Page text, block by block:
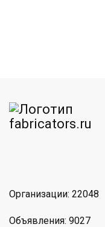
Организации: 22048
Объявления: 9027